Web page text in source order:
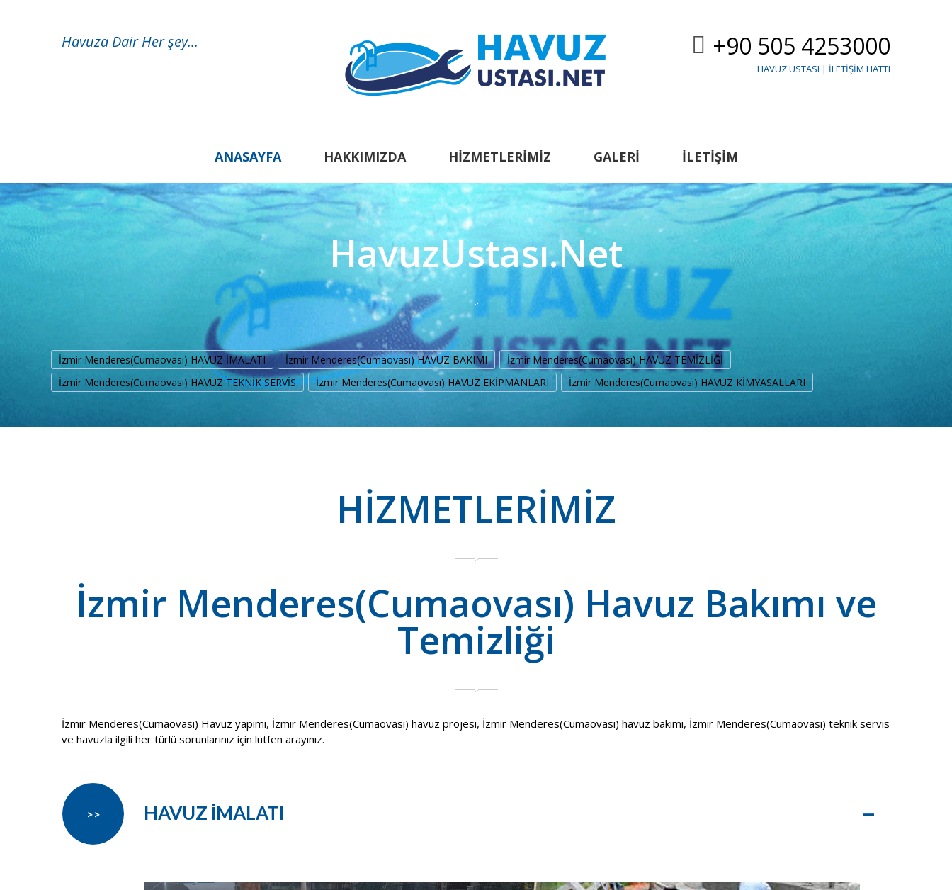
+90 505 4253000
HAVUZ USTASI | İLETIŞIM HATTI
Havuza Dair Her şey...
ANASAYFA HAKKIMIZDA HIZMETLERIMIZ GALERI İLETIŞIM
HavuzUstası.Net
İzmir Menderes(Cumaovası) HAVUZ İMALATI İzmir Menderes(Cumaovası) HAVUZ BAKIMI
İzmir Menderes(Cumaovası) HAVUZ TEMİZLİĞİ
İzmir Menderes(Cumaovası) HAVUZ TEKNİK SERVİS
İzmir Menderes(Cumaovası) HAVUZ EKİPMANLARI İzmir Menderes(Cumaovası) HAVUZ KİMYASALLARI
HİZMETLERİMİZ
İzmir Menderes(Cumaovası) Havuz Bakımı ve
Temizliği
İzmir Menderes(Cumaovası) Havuz yapımı, İzmir Menderes(Cumaovası) havuz projesi, İzmir Menderes(Cumaovası) havuz bakımı, İzmir Menderes(Cumaovası) teknik servis
ve havuzla ilgili her türlü sorunlarınız için lütfen arayınız.
HAVUZ İMALATI –
>>